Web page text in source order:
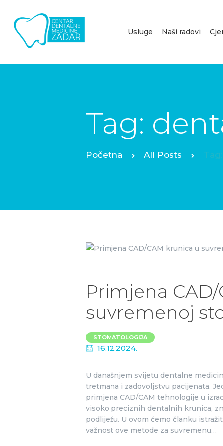
Usluge Naši radovi
Tag:
All Posts
Primjena
suvremenoj
STOMATOLOGIJA
16.12.2024.
U današnjem svijetu dentalne
tretmana i zadovoljstvu pacijenata.
primjena CAD/CAM tehnologije u
visoko preciznih dentalnih krunica,
podliježu. U ovom ćemo članku
važnost ove metode za suvremenu…